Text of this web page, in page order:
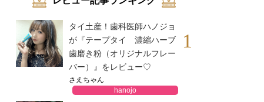
タイ土産！歯科医師ハノジョ
が『テープタイ 濃縮ハーブ
歯磨き粉（オリジナルフレー
バー）』をレビュー♡
さえちゃん
hanojo
1